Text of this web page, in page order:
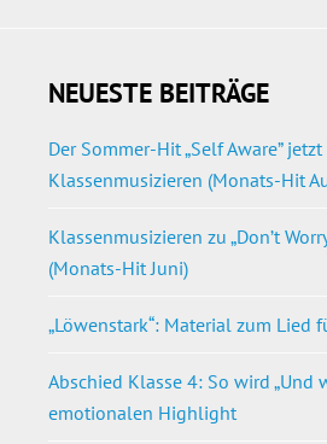
NEUESTE BEITRÄGE
Der Sommer-Hit „Self Aware”
Klassenmusizieren (Monats-Hit
Klassenmusizieren zu „Don’t
(Monats-Hit Juni)
„Löwenstark“: Material zum Lied
Abschied Klasse 4: So wird „Und
emotionalen Highlight